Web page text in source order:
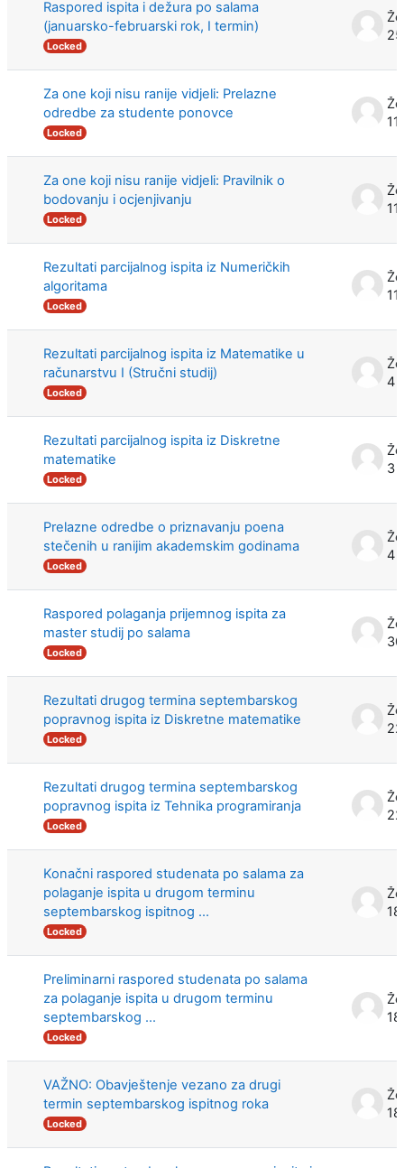
Raspored ispita i dežura po salama
(januarsko-februarski rok, I termin)
Locked
Za one koji nisu ranije vidjeli: Prelazne
odredbe za studente ponovce
Locked
Za one koji nisu ranije vidjeli: Pravilnik o
bodovanju i ocjenjivanju
Locked
Rezultati parcijalnog ispita iz Numeričkih
algoritama
Locked
Rezultati parcijalnog ispita iz Matematike u
računarstvu I (Stručni studij)
Locked
4
Rezultati parcijalnog ispita iz Diskretne
matematike
Locked
3
Prelazne odredbe o priznavanju poena
stečenih u ranijim akademskim godinama
Locked
4
Raspored polaganja prijemnog ispita za
master studij po salama
Locked
Rezultati drugog termina septembarskog
popravnog ispita iz Diskretne matematike
Locked
Rezultati drugog termina septembarskog
popravnog ispita iz Tehnika programiranja
Locked
Konačni raspored studenata po salama za
polaganje ispita u drugom terminu
septembarskog ispitnog ...
Locked
Preliminarni raspored studenata po salama
za polaganje ispita u drugom terminu
septembarskog ...
Locked
VAŽNO: Obavještenje vezano za drugi
termin septembarskog ispitnog roka
Locked